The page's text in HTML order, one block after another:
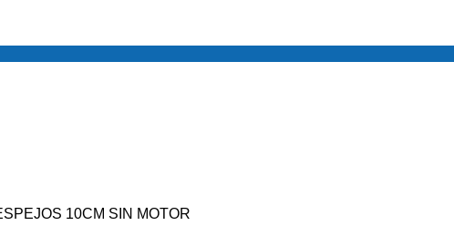
10CM SIN MOTOR